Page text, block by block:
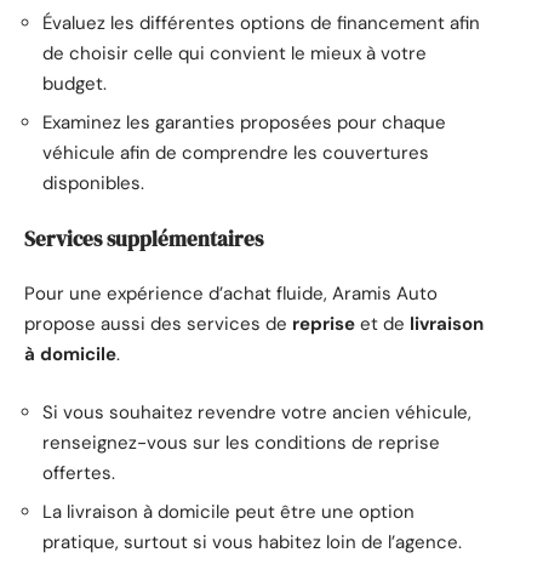
Évaluez les différentes options de financement afin
de choisir celle qui convient le mieux à votre
budget.
Examinez les garanties proposées pour chaque
véhicule afin de comprendre les couvertures
disponibles.
Services supplémentaires
Pour une expérience d’achat fluide, Aramis Auto
propose aussi des services de reprise et de livraison
à domicile.
Si vous souhaitez revendre votre ancien véhicule,
renseignez-vous sur les conditions de reprise
offertes.
La livraison à domicile peut être une option
pratique, surtout si vous habitez loin de l’agence.